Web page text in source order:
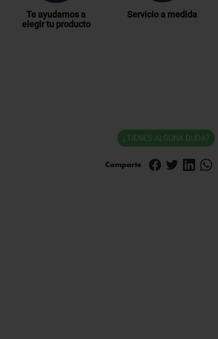
Te ayudamos a
elegir tu producto
Servicio a medida
¿TIENES ALGUNA DUDA?
Comparte